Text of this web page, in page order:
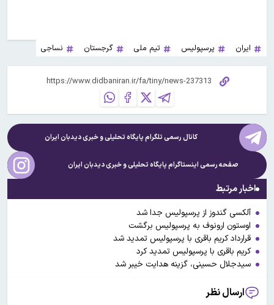
ایران پرسپولیس تیم ملی گرجستان نساجی
کانال رسمی تلگرام پایگاه تحلیلی و خبریدیدبان ایران
صفحه رسمی اینستاگرام پایگاه تحلیلی و خبریدیدبان ایران
اخبار مرتبط
آلکسی گندوز از پرسپولیس جدا شد
اوستون ارونوف به پرسپولیس برگشت
قرارداد کریم باقری با پرسپولیس تمدید شد
کریم باقری با پرسپولیس تمدید کرد
سیدجلال حسینی، گزینه هدایت خیبر شد
ارسال نظر